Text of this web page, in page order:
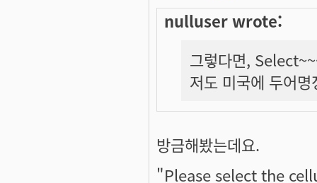
nulluser wrote:
그렇다면,
저도 미국에 두어
방금해봤는데요.
"Please select the